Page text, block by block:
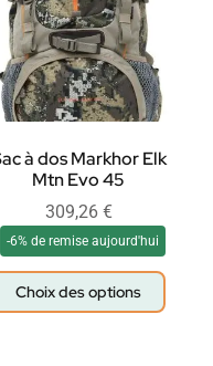
à dos Markhor Elk
Mtn Evo 45
309,26 €
-6% de remise aujourd'hui
Choix des options